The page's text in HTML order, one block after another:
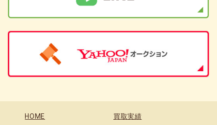
HOME 買取実績